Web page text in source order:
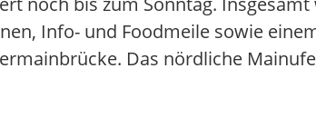
Info- und Foodmeile sowie
Das nördliche